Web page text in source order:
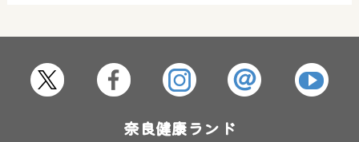
奈良わんぱくランド奈良健康ランド